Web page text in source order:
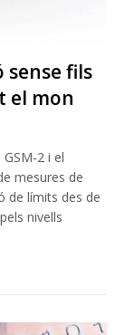
sense fils
el mon
2 i el
mesures de
de límits des de
nivells